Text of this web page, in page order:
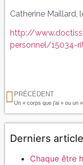
Catherine Maillard,
http://
personnel/15034-
PRÉCÉDENT
Derniers
Chaque être